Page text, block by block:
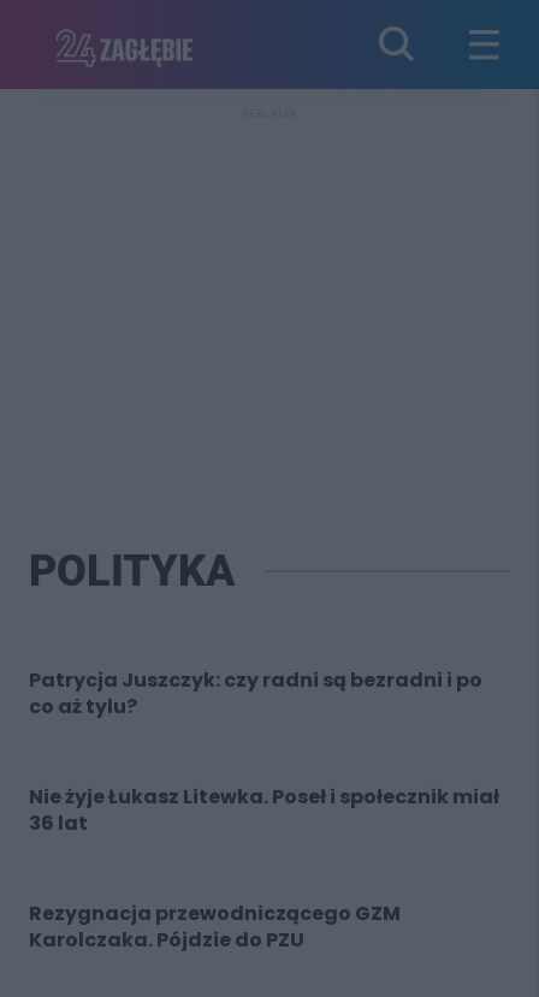
POLITYKA
Patrycja Juszczyk: czy radni są bezradni i po
co aż tylu?
Nie żyje Łukasz Litewka. Poseł i społecznik miał
36 lat
Rezygnacja przewodniczącego GZM
Karolczaka. Pójdzie do PZU